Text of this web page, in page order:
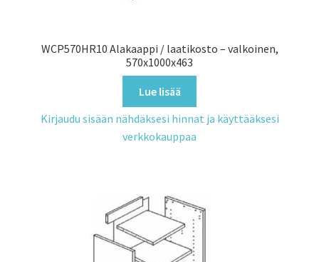
WCP570HR10 Alakaappi / laatikosto – valkoinen,
570x1000x463
Lue lisää
Kirjaudu sisään nähdäksesi hinnat ja käyttääksesi
verkkokauppaa